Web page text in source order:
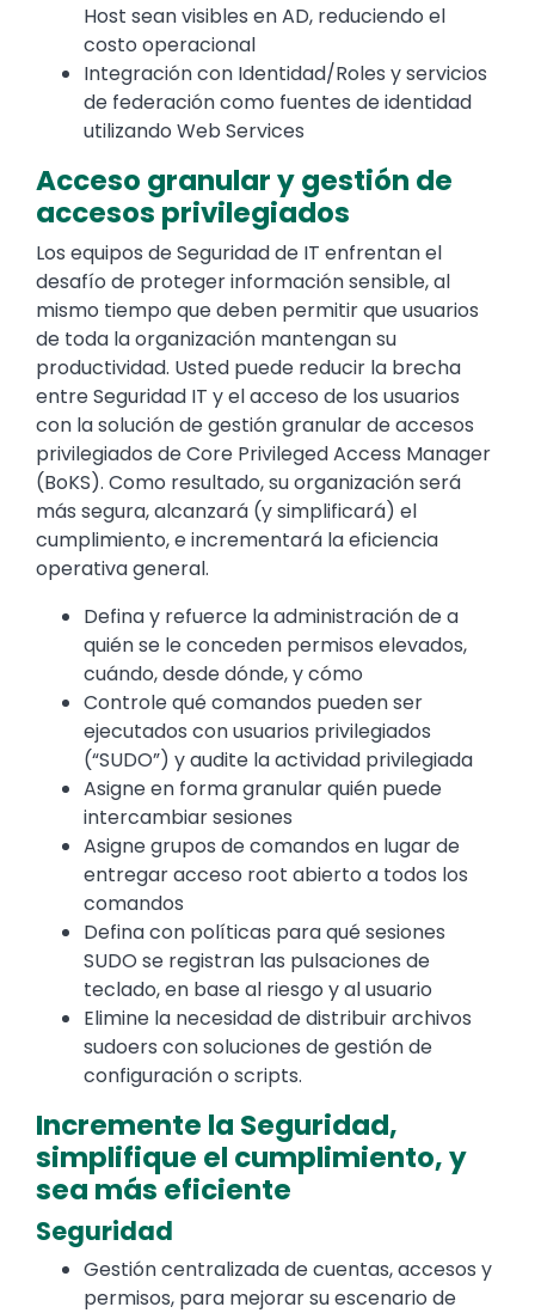
Host sean visibles en AD, reduciendo el
costo operacional
Integración con Identidad/Roles y servicios
de federación como fuentes de identidad
utilizando Web Services
Acceso granular y gestión de
accesos privilegiados
Los equipos de Seguridad de IT enfrentan el
desafío de proteger información sensible, al
mismo tiempo que deben permitir que usuarios
de toda la organización mantengan su
productividad. Usted puede reducir la brecha
entre Seguridad IT y el acceso de los usuarios
con la solución de gestión granular de accesos
privilegiados de Core Privileged Access Manager
(BoKS). Como resultado, su organización será
más segura, alcanzará (y simplificará) el
cumplimiento, e incrementará la eficiencia
operativa general.
Defina y refuerce la administración de a
quién se le conceden permisos elevados,
cuándo, desde dónde, y cómo
Controle qué comandos pueden ser
ejecutados con usuarios privilegiados
(“SUDO”) y audite la actividad privilegiada
Asigne en forma granular quién puede
intercambiar sesiones
Asigne grupos de comandos en lugar de
entregar acceso root abierto a todos los
comandos
Defina con políticas para qué sesiones
SUDO se registran las pulsaciones de
teclado, en base al riesgo y al usuario
Elimine la necesidad de distribuir archivos
sudoers con soluciones de gestión de
configuración o scripts.
Incremente la Seguridad,
simplifique el cumplimiento, y
sea más eficiente
Seguridad
Gestión centralizada de cuentas, accesos y
permisos, para mejorar su escenario de